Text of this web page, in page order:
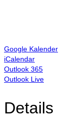
Google Kalender
iCalendar
Outlook 365
Outlook Live
Details